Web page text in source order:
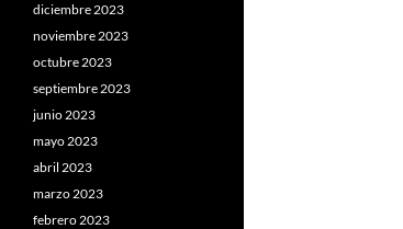
diciembre 2023
noviembre 2023
octubre 2023
septiembre 2023
junio 2023
mayo 2023
abril 2023
marzo 2023
febrero 2023